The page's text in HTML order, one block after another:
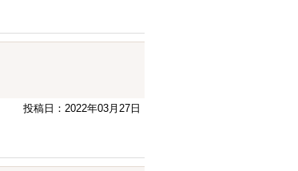
投稿日：2022年03月27日